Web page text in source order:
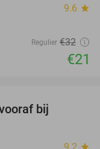
9.6 star
Regulier €32
€21
bij
star